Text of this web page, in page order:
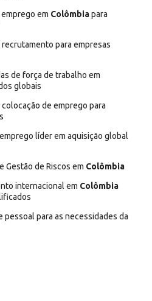
em Colômbiapara
para empresas
de força de trabalho em
globais
de emprego para
líder em aquisição global
Gestão de Riscos em Colômbia
internacional em Colômbia
pessoal para as necessidades da